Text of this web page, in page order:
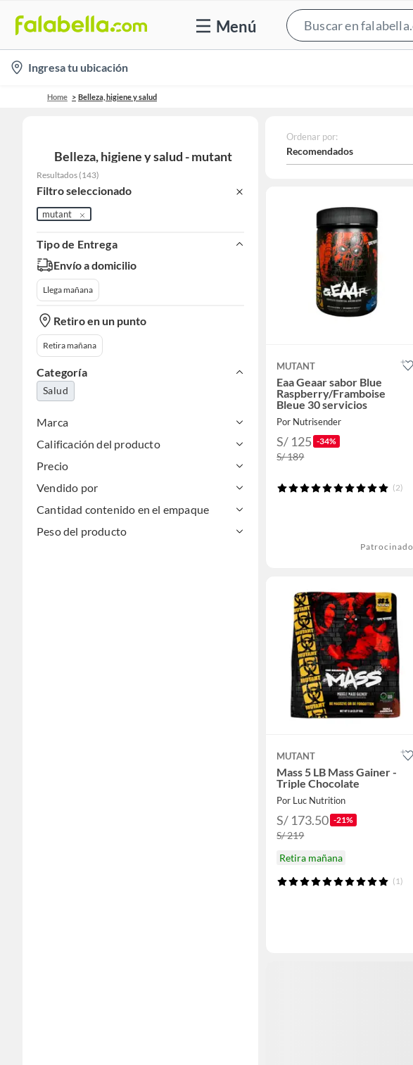
Menú
location-
icon
Ingresa tu ubicación
Home Belleza, higiene y salud
Belleza, higiene y salud - mutant
Resultados (143)
Filtro seleccionado
mutant
Tipo de Entrega
Envío a domicilio
Llega mañana
Retiro en un punto
Retira mañana
Categoría
Salud
Marca
Calificación del producto
Precio
Vendido por
Cantidad contenido en el empaque
Peso del producto
Ordenar por:
Recomendados
MUTANT
Eaa Geaar sabor Blue
Raspberry/Framboise
Bleue 30 servicios
Por Nutrisender
S/ 125 -34%
S/ 189
(2)
Patrocinado
MUTANT
Mass 5 LB Mass Gainer -
Triple Chocolate
Por Luc Nutrition
S/ 173.50 -21%
S/ 219
Retira mañana
(1)